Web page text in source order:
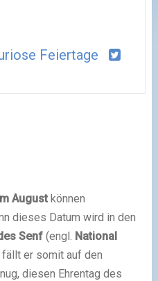
Feiertage
Augustkönnen
dieses Datum wird in den
Senf (engl. National
er somit auf den
diesen Ehrentag des